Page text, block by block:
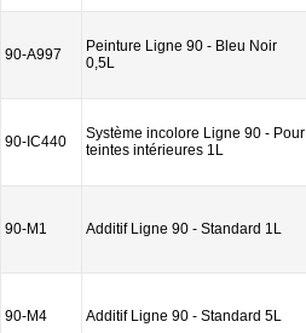
90-A997
Peinture Ligne 90 - Bleu Noir
0,5L
90-IC440
Système incolore Ligne 90 - Pour
teintes intérieures 1L
90-M1 Additif Ligne 90 - Standard 1L
90-M4 Additif Ligne 90 - Standard 5L